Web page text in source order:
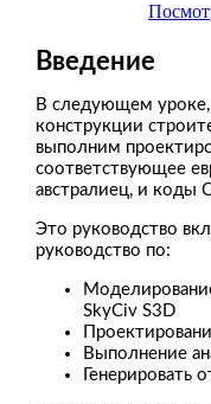
Введение
В следующем
конструкции
выполним
соответствующее
австралиец, и коды
Это руководство
руководство по:
SkyCiv S3D
Выполнение
Генерировать